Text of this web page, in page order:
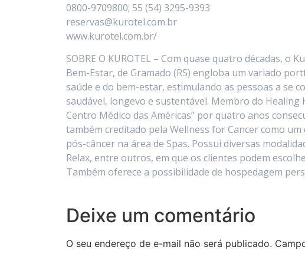
0800-9709800; 55 (54) 3295-9393
reservas@kurotel.com.br
www.kurotel.com.br/
SOBRE O KUROTEL – Com quase quatro décadas, o
Bem-Estar, de Gramado (RS) engloba um variado
saúde e do bem-estar, estimulando as pessoas a se
saudável, longevo e sustentável. Membro do
Centro Médico das Américas” por quatro anos
também creditado pela Wellness for Cancer como
pós-câncer na área de Spas. Possui diversas
Relax, entre outros, em que os clientes podem
Também oferece a possibilidade de hospedagem
Deixe um comentário
O seu endereço de e-mail não será publicado.